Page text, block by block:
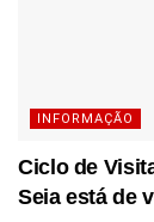
INFORMAÇÃO
Ciclo de
Seia está de